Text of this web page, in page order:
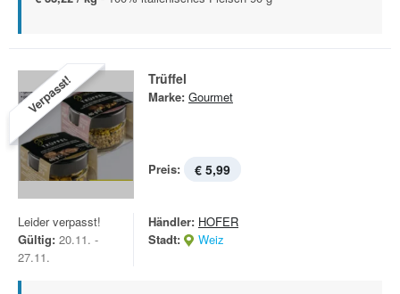
Verpasst! Trüffel
Marke: Gourmet
Preis: € 5,99
Leider verpasst!
Gültig: 20.11. -
27.11.
Händler: HOFER
Stadt:
Weiz